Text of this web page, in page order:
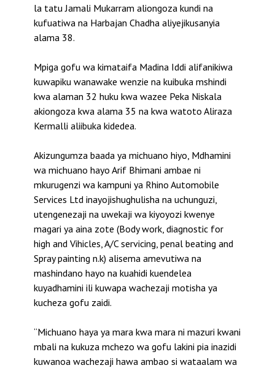
la tatu Jamali Mukarram aliongoza kundi na
kufuatiwa na Harbajan Chadha aliyejikusanyia
alama 38.
Mpiga gofu wa kimataifa Madina Iddi alifanikiwa
kuwapiku wanawake wenzie na kuibuka mshindi
kwa alaman 32 huku kwa wazee Peka Niskala
akiongoza kwa alama 35 na kwa watoto Aliraza
Kermalli aliibuka kidedea.
Akizungumza baada ya michuano hiyo, Mdhamini
wa michuano hayo Arif Bhimani ambae ni
mkurugenzi wa kampuni ya Rhino Automobile
Services Ltd inayojishughulisha na uchunguzi,
utengenezaji na uwekaji wa kiyoyozi kwenye
magari ya aina zote (Body work, diagnostic for
high and Vihicles, A/C servicing, penal beating and
Spray painting n.k) alisema amevutiwa na
mashindano hayo na kuahidi kuendelea
kuyadhamini ili kuwapa wachezaji motisha ya
kucheza gofu zaidi.
“Michuano haya ya mara kwa mara ni mazuri kwani
mbali na kukuza mchezo wa gofu lakini pia inazidi
kuwanoa wachezaji hawa ambao si wataalam wa